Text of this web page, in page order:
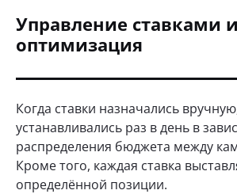
Управление ставками и
оптимизация
Когда ставки назначались
устанавливались раз в день в
распределения бюджета между
Кроме того, каждая ставка
определённой позиции.